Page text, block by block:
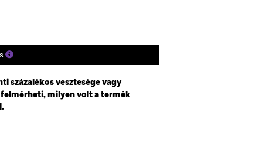
százalékos vesztesége vagy
felmérheti, milyen volt a termék